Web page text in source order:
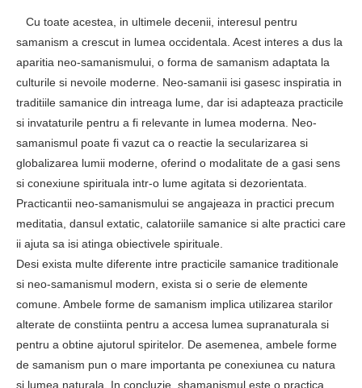
Cu toate acestea, in ultimele decenii, interesul pentru
samanism a crescut in lumea occidentala. Acest interes a dus la
aparitia neo-samanismului, o forma de samanism adaptata la
culturile si nevoile moderne. Neo-samanii isi gasesc inspiratia in
traditiile samanice din intreaga lume, dar isi adapteaza practicile
si invataturile pentru a fi relevante in lumea moderna. Neo-
samanismul poate fi vazut ca o reactie la secularizarea si
globalizarea lumii moderne, oferind o modalitate de a gasi sens
si conexiune spirituala intr-o lume agitata si dezorientata.
Practicantii neo-samanismului se angajeaza in practici precum
meditatia, dansul extatic, calatoriile samanice si alte practici care
ii ajuta sa isi atinga obiectivele spirituale.
Desi exista multe diferente intre practicile samanice traditionale
si neo-samanismul modern, exista si o serie de elemente
comune. Ambele forme de samanism implica utilizarea starilor
alterate de constiinta pentru a accesa lumea supranaturala si
pentru a obtine ajutorul spiritelor. De asemenea, ambele forme
de samanism pun o mare importanta pe conexiunea cu natura
si lumea naturala. In concluzie, shamanismul este o practica